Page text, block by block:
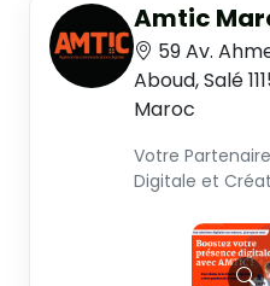
Amtic
59 Av.
Aboud, Salé
Maroc
Votre
Digitale et